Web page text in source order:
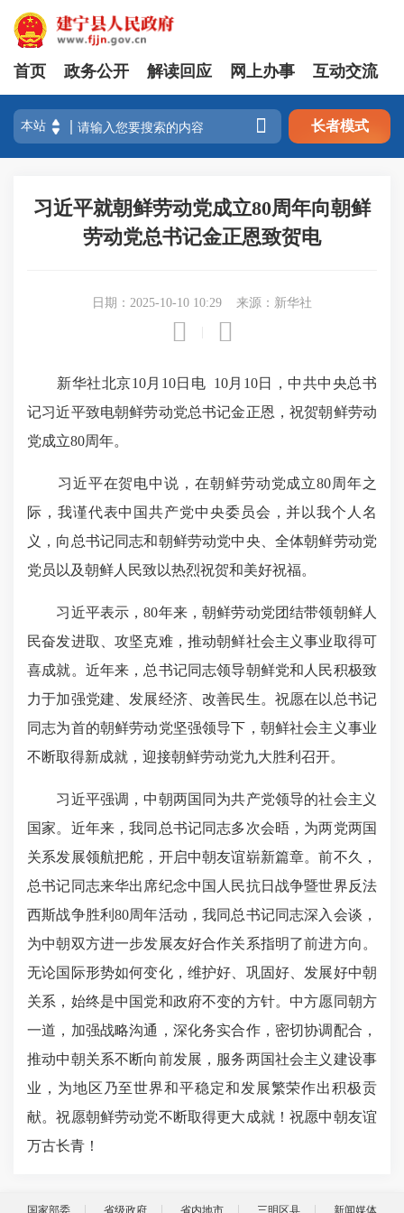
首页 政务公开 解读回应 网上办事 互动交流
 长者模式
习近平就朝鲜劳动党成立80周年向朝鲜
劳动党总书记金正恩致贺电
日期：2025-10-10 10:29 来源：新华社
 
新华社北京10月10日电 10月10日，中共中央总书
记习近平致电朝鲜劳动党总书记金正恩，祝贺朝鲜劳动
党成立80周年。
习近平在贺电中说，在朝鲜劳动党成立80周年之
际，我谨代表中国共产党中央委员会，并以我个人名
义，向总书记同志和朝鲜劳动党中央、全体朝鲜劳动党
党员以及朝鲜人民致以热烈祝贺和美好祝福。
习近平表示，80年来，朝鲜劳动党团结带领朝鲜人
民奋发进取、攻坚克难，推动朝鲜社会主义事业取得可
喜成就。近年来，总书记同志领导朝鲜党和人民积极致
力于加强党建、发展经济、改善民生。祝愿在以总书记
同志为首的朝鲜劳动党坚强领导下，朝鲜社会主义事业
不断取得新成就，迎接朝鲜劳动党九大胜利召开。
习近平强调，中朝两国同为共产党领导的社会主义
国家。近年来，我同总书记同志多次会晤，为两党两国
关系发展领航把舵，开启中朝友谊崭新篇章。前不久，
总书记同志来华出席纪念中国人民抗日战争暨世界反法
西斯战争胜利80周年活动，我同总书记同志深入会谈，
为中朝双方进一步发展友好合作关系指明了前进方向。
无论国际形势如何变化，维护好、巩固好、发展好中朝
关系，始终是中国党和政府不变的方针。中方愿同朝方
一道，加强战略沟通，深化务实合作，密切协调配合，
推动中朝关系不断向前发展，服务两国社会主义建设事
业，为地区乃至世界和平稳定和发展繁荣作出积极贡
献。祝愿朝鲜劳动党不断取得更大成就！祝愿中朝友谊
万古长青！
国家部委 省级政府 省内地市 三明区县 新闻媒体